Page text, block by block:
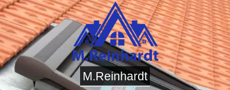
M.Reinhardt